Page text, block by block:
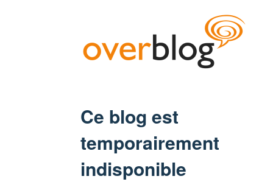
Ce blog est
temporairement
indisponible